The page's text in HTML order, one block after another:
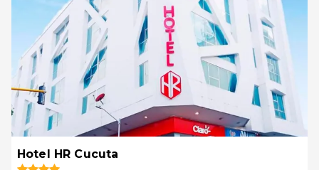
Hotel HR Cucuta